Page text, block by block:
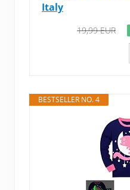
Italy
19,99 EUR
BESTSELLER NO. 4